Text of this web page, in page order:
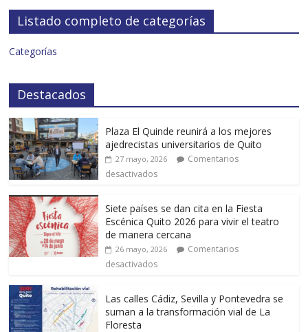
Listado completo de categorías
Categorías
Destacados
Plaza El Quinde reunirá a los mejores
ajedrecistas universitarios de Quito
27 mayo, 2026
Comentarios
desactivados
Siete países se dan cita en la Fiesta
Escénica Quito 2026 para vivir el teatro
de manera cercana
26 mayo, 2026
Comentarios
desactivados
Las calles Cádiz, Sevilla y Pontevedra se
suman a la transformación vial de La
Floresta